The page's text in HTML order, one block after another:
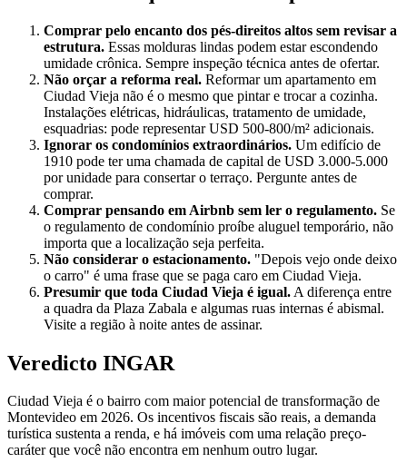
Comprar pelo encanto dos pés-direitos altos sem revisar a
estrutura. Essas molduras lindas podem estar escondendo
umidade crônica. Sempre inspeção técnica antes de ofertar.
Não orçar a reforma real. Reformar um apartamento em
Ciudad Vieja não é o mesmo que pintar e trocar a cozinha.
Instalações elétricas, hidráulicas, tratamento de umidade,
esquadrias: pode representar USD 500-800/m² adicionais.
Ignorar os condomínios extraordinários. Um edifício de
1910 pode ter uma chamada de capital de USD 3.000-5.000
por unidade para consertar o terraço. Pergunte antes de
comprar.
Comprar pensando em Airbnb sem ler o regulamento. Se
o regulamento de condomínio proíbe aluguel temporário, não
importa que a localização seja perfeita.
Não considerar o estacionamento. "Depois vejo onde deixo
o carro" é uma frase que se paga caro em Ciudad Vieja.
Presumir que toda Ciudad Vieja é igual. A diferença entre
a quadra da Plaza Zabala e algumas ruas internas é abismal.
Visite a região à noite antes de assinar.
Veredicto INGAR
Ciudad Vieja é o bairro com maior potencial de transformação de
Montevideo em 2026. Os incentivos fiscais são reais, a demanda
turística sustenta a renda, e há imóveis com uma relação preço-
caráter que você não encontra em nenhum outro lugar.